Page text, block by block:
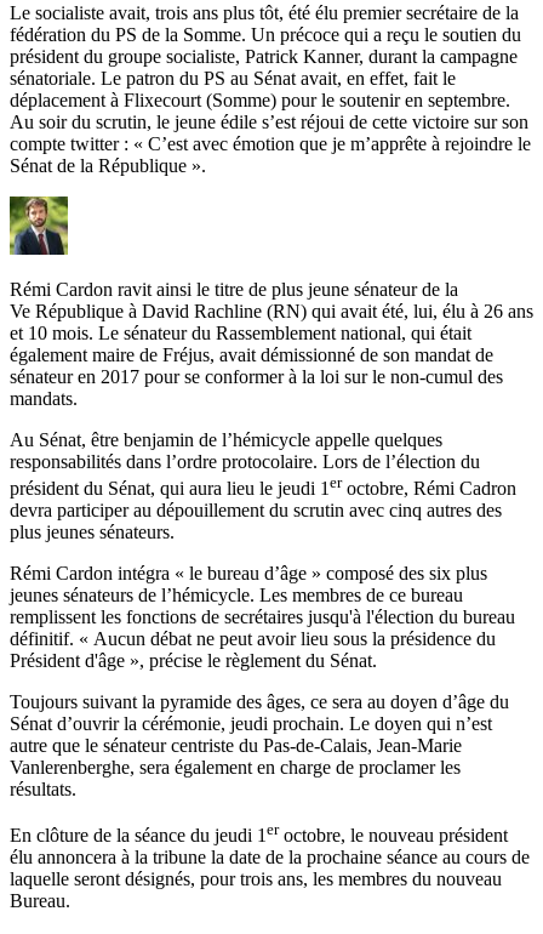
Le socialiste avait, trois ans plus tôt, été élu premier secrétaire de la
fédération du PS de la Somme. Un précoce qui a reçu le soutien du
président du groupe socialiste, Patrick Kanner, durant la campagne
sénatoriale. Le patron du PS au Sénat avait, en effet, fait le
déplacement à Flixecourt (Somme) pour le soutenir en septembre.
Au soir du scrutin, le jeune édile s’est réjoui de cette victoire sur son
compte twitter : « C’est avec émotion que je m’apprête à rejoindre le
Sénat de la République ».
Rémi Cardon ravit ainsi le titre de plus jeune sénateur de la
Ve République à David Rachline (RN) qui avait été, lui, élu à 26 ans
et 10 mois. Le sénateur du Rassemblement national, qui était
également maire de Fréjus, avait démissionné de son mandat de
sénateur en 2017 pour se conformer à la loi sur le non-cumul des
mandats.
Au Sénat, être benjamin de l’hémicycle appelle quelques
responsabilités dans l’ordre protocolaire. Lors de l’élection du
président du Sénat, qui aura lieu le jeudi 1 eroctobre, Rémi Cadron
devra participer au dépouillement du scrutin avec cinq autres des
plus jeunes sénateurs.
Rémi Cardon intégra « le bureau d’âge » composé des six plus
jeunes sénateurs de l’hémicycle. Les membres de ce bureau
remplissent les fonctions de secrétaires jusqu'à l'élection du bureau
définitif. « Aucun débat ne peut avoir lieu sous la présidence du
Président d'âge », précise le règlement du Sénat.
Toujours suivant la pyramide des âges, ce sera au doyen d’âge du
Sénat d’ouvrir la cérémonie, jeudi prochain. Le doyen qui n’est
autre que le sénateur centriste du Pas-de-Calais, Jean-Marie
Vanlerenberghe, sera également en charge de proclamer les
résultats.
En clôture de la séance du jeudi 1eroctobre, le nouveau président
élu annoncera à la tribune la date de la prochaine séance au cours de
laquelle seront désignés, pour trois ans, les membres du nouveau
Bureau.